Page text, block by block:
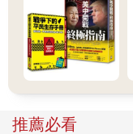
推薦必看